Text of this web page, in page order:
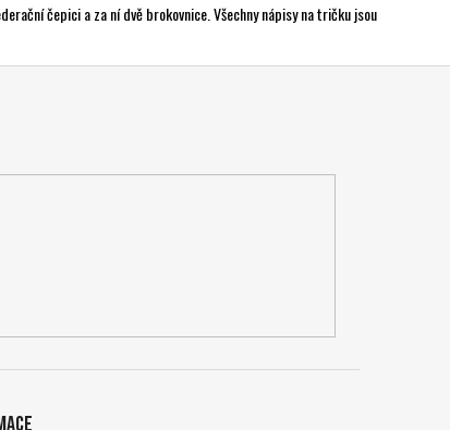
čepici a za ní dvě brokovnice. Všechny nápisy na tričku jsou